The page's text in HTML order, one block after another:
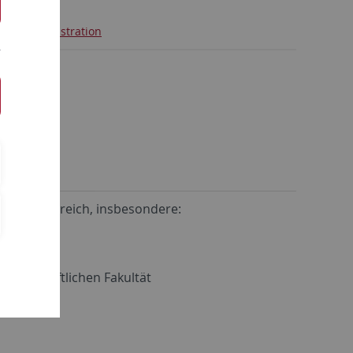
Administration
Fachbereich, insbesondere:
Fakultät